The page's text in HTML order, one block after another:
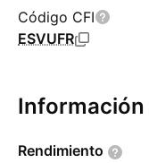
Código CFI
ESVUFR
Información
Rendimiento